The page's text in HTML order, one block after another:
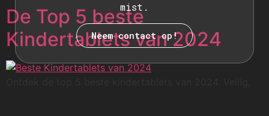
De Top 5 beste
Kindertablets van 2024
mist.
Neem contact op!